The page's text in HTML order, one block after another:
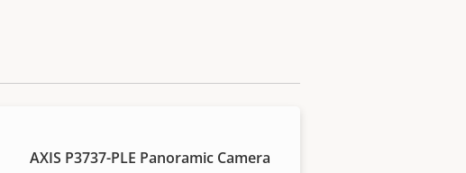
AXIS P3737-PLE Panoramic Camera